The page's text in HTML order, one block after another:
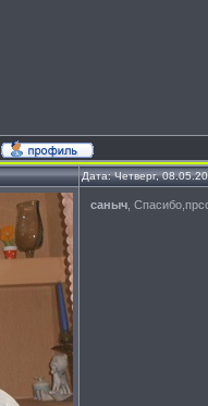
Дата: Четверг,
саныч ,